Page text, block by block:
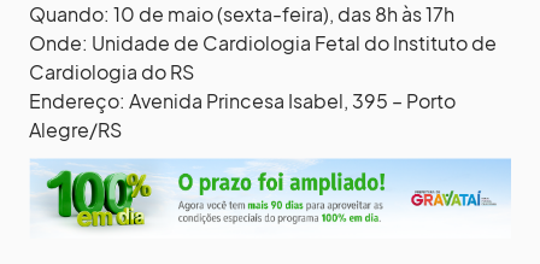
Quando: 10 de maio (sexta-feira), das 8h às 17h
Onde: Unidade de Cardiologia Fetal do Instituto de
Cardiologia do RS
Endereço: Avenida Princesa Isabel, 395 – Porto
Alegre/RS